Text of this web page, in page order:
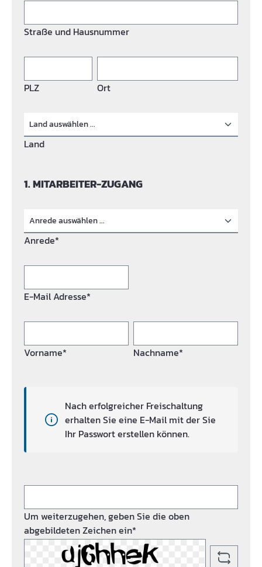
Straße und Hausnummer
PLZ Ort
Land
1. MITARBEITER-ZUGANG
Anrede*
E-Mail Adresse*
Vorname* Nachname*
Nach erfolgreicher Freischaltung
erhalten Sie eine E-Mail mit der Sie
Ihr Passwort erstellen können.
Um weiterzugehen, geben Sie die oben
abgebildeten Zeichen ein*